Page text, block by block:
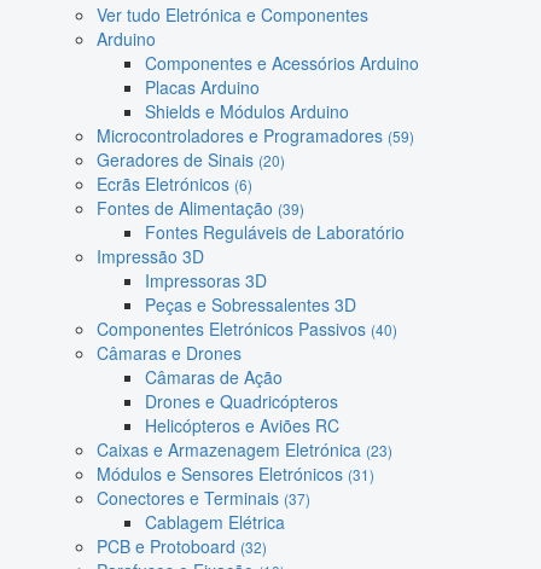
Ver tudo Eletrónica e Componentes
Arduino
Componentes e Acessórios Arduino
Placas Arduino
Shields e Módulos Arduino
Microcontroladores e Programadores (59)
Geradores de Sinais (20)
Ecrãs Eletrónicos (6)
Fontes de Alimentação (39)
Fontes Reguláveis de Laboratório
Impressão 3D
Impressoras 3D
Peças e Sobressalentes 3D
Componentes Eletrónicos Passivos (40)
Câmaras e Drones
Câmaras de Ação
Drones e Quadricópteros
Helicópteros e Aviões RC
Caixas e Armazenagem Eletrónica (23)
Módulos e Sensores Eletrónicos (31)
Conectores e Terminais (37)
Cablagem Elétrica
PCB e Protoboard (32)